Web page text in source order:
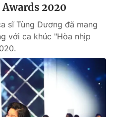
2020
sĩ Tùng Dương đã mang
với ca khúc "Hòa nhịp